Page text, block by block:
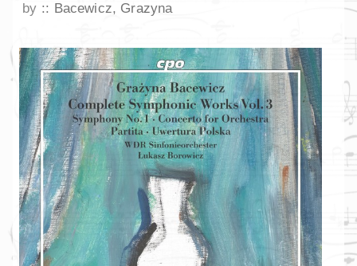
by Bacewicz, Grazyna